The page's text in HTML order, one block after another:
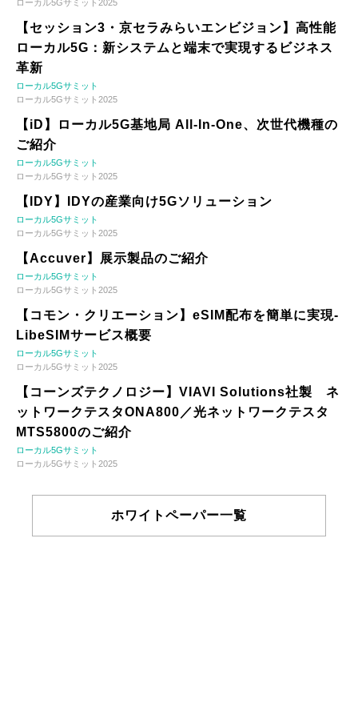
ローカル5Gサミット2025
【セッション3・京セラみらいエンビジョン】高性能
ローカル5G：新システムと端末で実現するビジネス
革新
ローカル5Gサミット
ローカル5Gサミット2025
【iD】ローカル5G基地局 All-In-One、次世代機種の
ご紹介
ローカル5Gサミット
ローカル5Gサミット2025
【IDY】IDYの産業向け5Gソリューション
ローカル5Gサミット
ローカル5Gサミット2025
【Accuver】展示製品のご紹介
ローカル5Gサミット
ローカル5Gサミット2025
【コモン・クリエーション】eSIM配布を簡単に実現-
LibeSIMサービス概要
ローカル5Gサミット
ローカル5Gサミット2025
【コーンズテクノロジー】VIAVI Solutions社製 ネ
ットワークテスタONA800／光ネットワークテスタ
MTS5800のご紹介
ローカル5Gサミット
ローカル5Gサミット2025
ホワイトペーパー一覧